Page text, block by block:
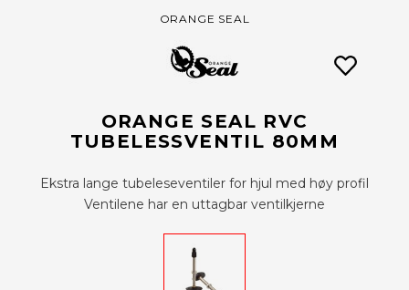
ORANGE SEAL
ORANGE SEAL RVC
TUBELESSVENTIL 80MM
Ekstra lange tubeleseventiler for hjul med høy profil
Ventilene har en uttagbar ventilkjerne